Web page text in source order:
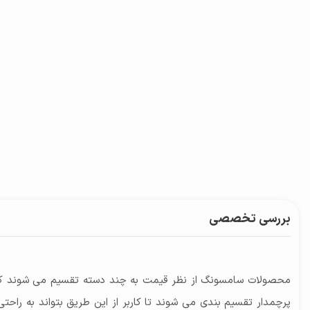
بررسی تخصصی
محصولات سامسونگ از نظر قیمت به چند دسته تقسیم می شوند
پرچمدار تقسیم بندی می شوند تا کاربر از این طریق بتواند به